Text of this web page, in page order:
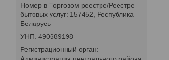
Номер в Торговом реестре/Реестре
бытовых услуг: 157452, Республика
Беларусь
УНП: 490689198
Регистрационный орган:
Администрация центрального района